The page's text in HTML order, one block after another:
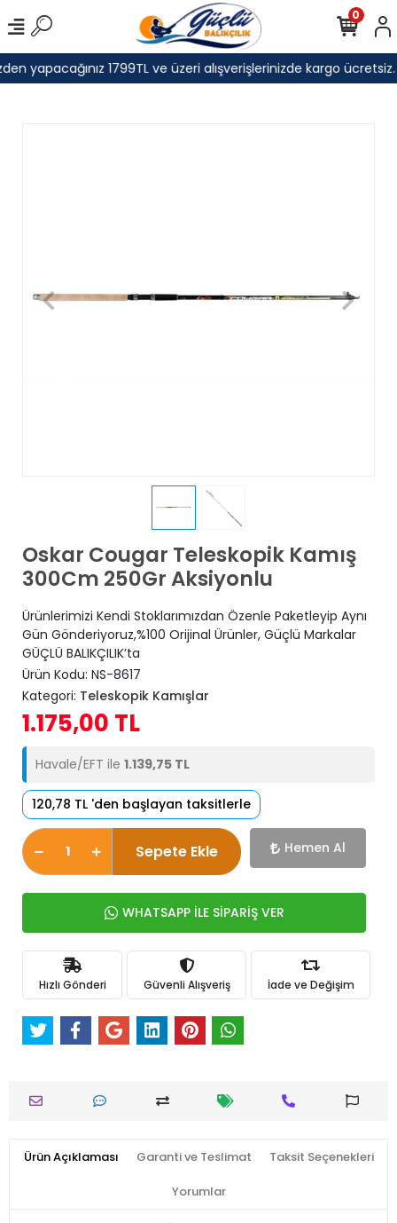
yapacağınız 1799TL ve üzeri alışverişlerinizde kargo ücretsiz.
0
Oskar Cougar Teleskopik Kamış
300Cm 250Gr Aksiyonlu
Ürünlerimizi Kendi Stoklarımızdan Özenle Paketleyip Aynı
Gün Gönderiyoruz,%100 Orijinal Ürünler, Güçlü Markalar
GÜÇLÜ BALIKÇILIK’ta
Ürün Kodu: NS-8617
Kategori: Teleskopik Kamışlar
1.175,00 TL
Havale/EFT ile 1.139,75 TL
120,78 TL 'den başlayan taksitlerle
Sepete Ekle Hemen Al
WHATSAPP İLE SİPARİŞ VER
Hızlı Gönderi Güvenli Alışveriş İade ve Değişim
Ürün Açıklaması Garanti ve Teslimat Taksit Seçenekleri
Yorumlar